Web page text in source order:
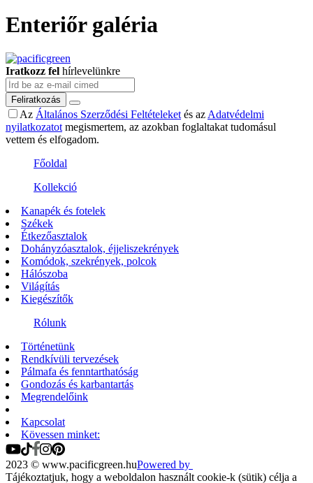
Enteriőr galéria
Iratkozz fel hírlevelünkre
Feliratkozás
Az Általános Szerződési Feltételeket és az Adatvédelmi
nyilatkozatot megismertem, az azokban foglaltakat tudomásul
vettem és elfogadom.
Főoldal
Kollekció
Kanapék és fotelek
Székek
Étkezőasztalok
Dohányzóasztalok, éjjeliszekrények
Komódok, szekrények, polcok
Hálószoba
Világítás
Kiegészítők
Rólunk
Történetünk
Rendkívüli tervezések
Pálmafa és fenntarthatóság
Gondozás és karbantartás
Megrendelőink
Kapcsolat
Kövessen minket:
2023 © www.pacificgreen.huPowered by
Tájékoztatjuk, hogy a weboldalon használt cookie-k (sütik) célja a